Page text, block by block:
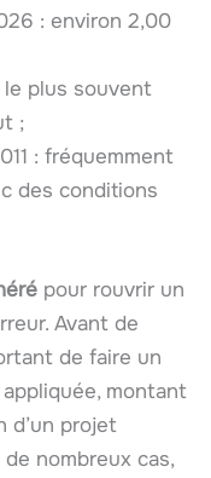
: environ 2,00
le plus souvent
;
: fréquemment
des conditions
pour rouvrir un
Avant de
de faire un
montant
d’un projet
nombreux cas,